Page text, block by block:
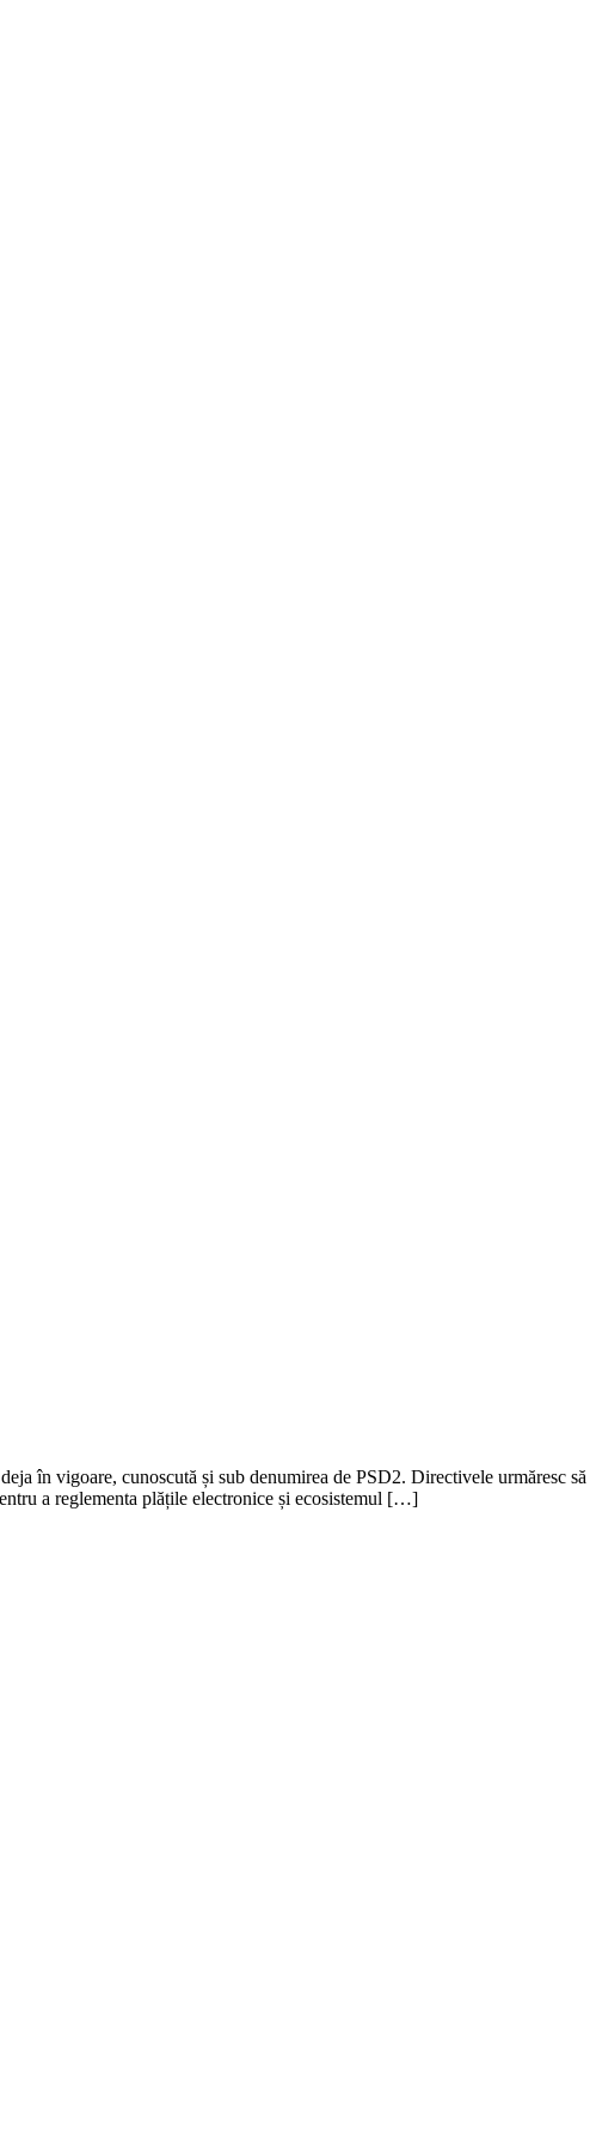
în vigoare, cunoscută și sub denumirea de PSD2. Directivele urmăresc să
a reglementa plățile electronice și ecosistemul […]